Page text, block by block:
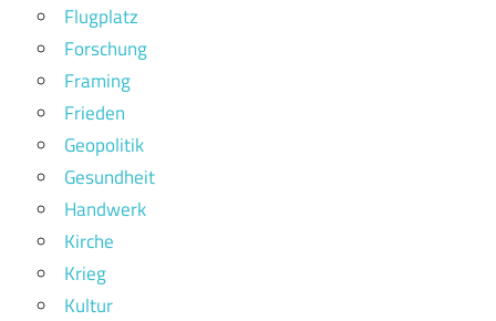
Flugplatz
Forschung
Framing
Frieden
Geopolitik
Gesundheit
Handwerk
Kirche
Krieg
Kultur